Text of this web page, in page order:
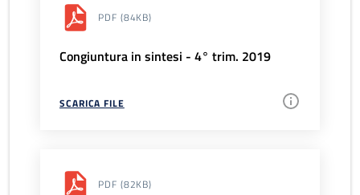
PDF (84KB)
Congiuntura in sintesi - 4° trim. 2019
SCARICA FILE
PDF (82KB)